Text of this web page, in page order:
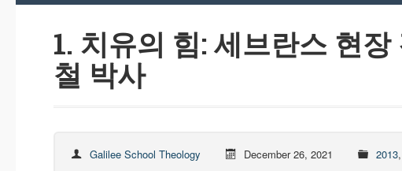
1. 치유의 힘: 세브란스 현
철 박사
Galilee School Theology December 26, 2021 2013,